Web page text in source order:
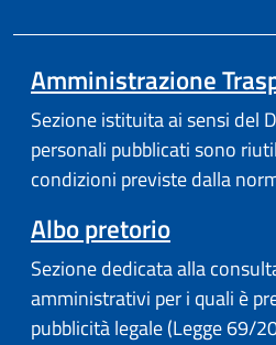
Amministrazione
Sezione istituita ai sensi del
personali pubblicati sono
condizioni previste dalla
Albo pretorio
Sezione dedicata alla
amministrativi per i quali è
pubblicità legale (Legge 69/